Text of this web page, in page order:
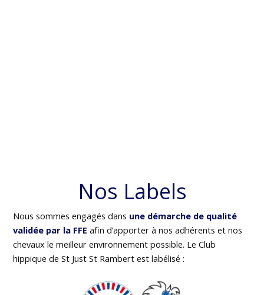
Nos Labels
Nous sommes engagés dans une démarche de qualité
validée par la FFE afin d’apporter à nos adhérents et nos
chevaux le meilleur environnement possible. Le Club
hippique de St Just St Rambert est labélisé :